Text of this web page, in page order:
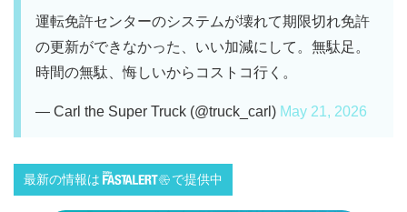
運転免許センターのシステムが壊れて期限切れ免許
の更新ができなかった、いい加減にして。無駄足。
時間の無駄、悔しいからコストコ行く。
— Carl the Super Truck (@truck_carl) May 21, 2026
最新の情報は で提供中